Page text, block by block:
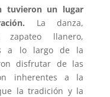
tuvieron un lugar
La danza,
zapateo llanero,
a lo largo de la
disfrutar de las
inherentes a la
la tradición y la